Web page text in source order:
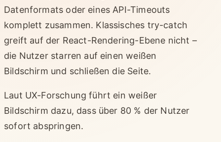
Datenformats oder eines API-Timeouts
komplett zusammen. Klassisches try-catch
greift auf der React-Rendering-Ebene nicht –
die Nutzer starren auf einen weißen
Bildschirm und schließen die Seite.
Laut UX-Forschung führt ein weißer
Bildschirm dazu, dass über 80 % der Nutzer
sofort abspringen.